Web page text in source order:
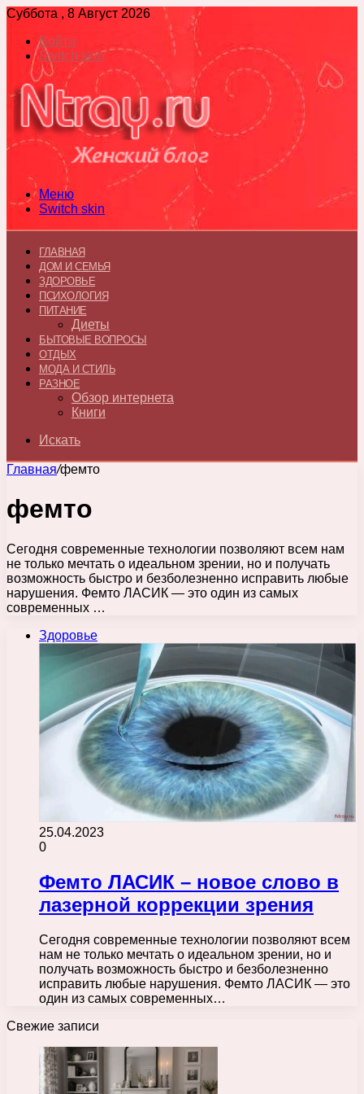
Суббота , 8 Август 2026
Войти
Switch skin
Меню
Switch skin
ГЛАВНАЯ
ДОМ И СЕМЬЯ
ЗДОРОВЬЕ
ПСИХОЛОГИЯ
ПИТАНИЕ
Диеты
БЫТОВЫЕ ВОПРОСЫ
ОТДЫХ
МОДА И СТИЛЬ
РАЗНОЕ
Обзор интернета
Книги
Искать
Главная/фемто
фемто
Сегодня современные технологии позволяют всем нам
не только мечтать о идеальном зрении, но и получать
возможность быстро и безболезненно исправить любые
нарушения. Фемто ЛАСИК — это один из самых
современных …
Здоровье
25.04.2023
0
Фемто ЛАСИК – новое слово в
лазерной коррекции зрения
Сегодня современные технологии позволяют всем
нам не только мечтать о идеальном зрении, но и
получать возможность быстро и безболезненно
исправить любые нарушения. Фемто ЛАСИК — это
один из самых современных…
Свежие записи